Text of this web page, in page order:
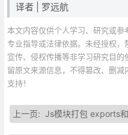
译者 | 罗远航
本文内容仅供个人学习、研究或参
专业指导或法律依据。未经授权
宣传、侵权传播等非学习研究目
留原文来源信息，不得篡改、删
支持！
上一页:Js模块打包 exports和